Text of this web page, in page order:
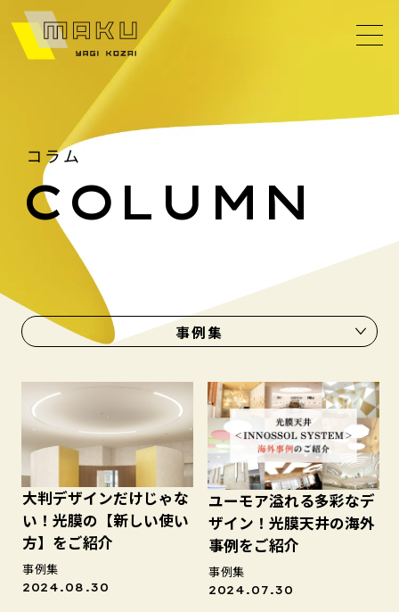
コラム
COLUMN
大判デザインだけじゃな
い！光膜の【新しい使い
方】をご紹介
事例集
2024.08.30
ユーモア溢れる多彩なデ
ザイン！光膜天井の海外
事例をご紹介
事例集
2024.07.30